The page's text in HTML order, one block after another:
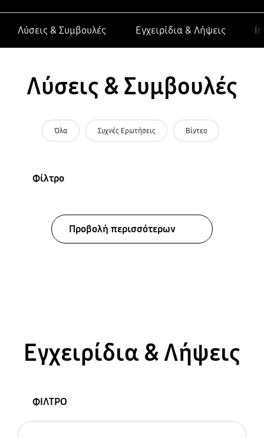
Λύσεις & Συμβουλές Εγχειρίδια & Λήψεις
Λύσεις & Συμβουλές
Όλα Συχνές Ερωτήσεις Βίντεο
Φίλτρο
Προβολή περισσότερων
Εγχειρίδια & Λήψεις
ΦΙΛΤΡΟ